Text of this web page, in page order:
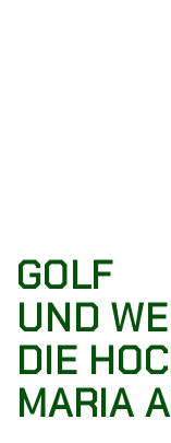
GOLF
UND
DIE
MARIA